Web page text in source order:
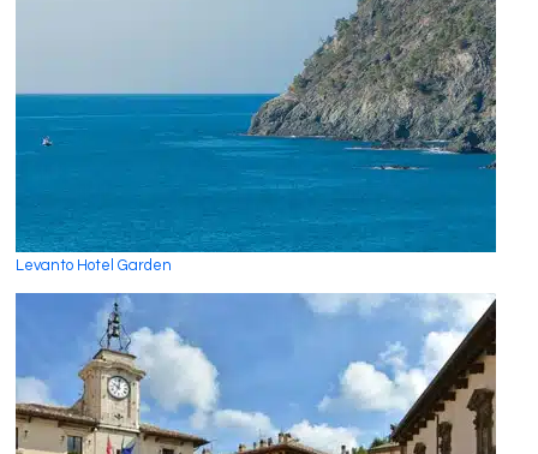
Levanto Hotel Garden